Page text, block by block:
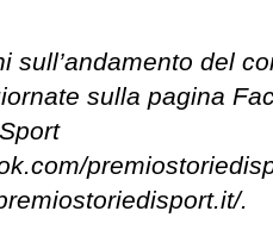
sull’andamento del
sulla pagina
.